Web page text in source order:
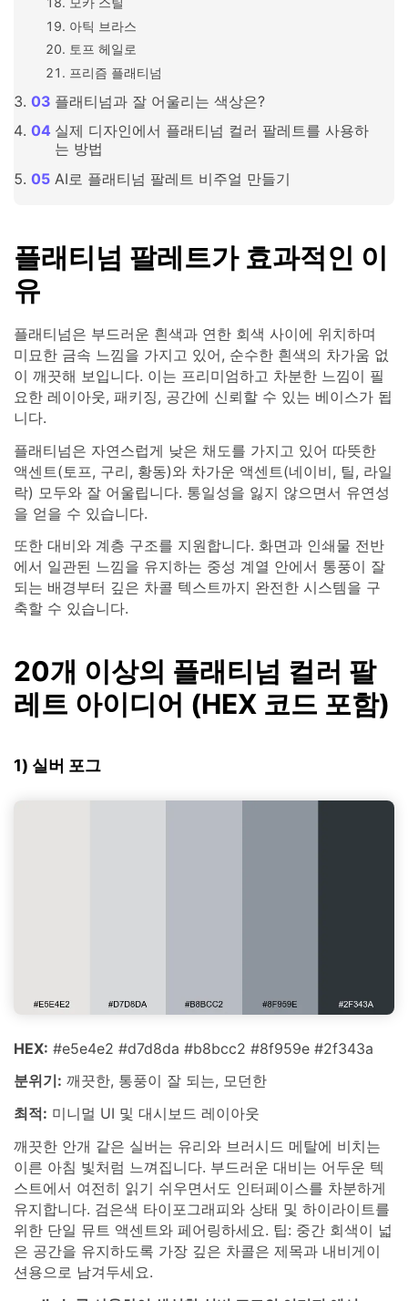
아틱 브라스
토프 헤일로
프리즘 플래티넘
플래티넘과 잘 어울리는 색상은?
실제 디자인에서 플래티넘 컬러 팔레트를 사용하
는 방법
AI로 플래티넘 팔레트 비주얼 만들기
플래티넘 팔레트가 효과적인 이
유
플래티넘은 부드러운 흰색과 연한 회색 사이에 위치하며
미묘한 금속 느낌을 가지고 있어, 순수한 흰색의 차가움 없
이 깨끗해 보입니다. 이는 프리미엄하고 차분한 느낌이 필
요한 레이아웃, 패키징, 공간에 신뢰할 수 있는 베이스가 됩
니다.
플래티넘은 자연스럽게 낮은 채도를 가지고 있어 따뜻한
액센트(토프, 구리, 황동)와 차가운 액센트(네이비, 틸, 라일
락) 모두와 잘 어울립니다. 통일성을 잃지 않으면서 유연성
을 얻을 수 있습니다.
또한 대비와 계층 구조를 지원합니다. 화면과 인쇄물 전반
에서 일관된 느낌을 유지하는 중성 계열 안에서 통풍이 잘
되는 배경부터 깊은 차콜 텍스트까지 완전한 시스템을 구
축할 수 있습니다.
20개 이상의 플래티넘 컬러 팔
레트 아이디어 (HEX 코드 포함)
1) 실버 포그
HEX: #e5e4e2 #d7d8da #b8bcc2 #8f959e #2f343a
분위기: 깨끗한, 통풍이 잘 되는, 모던한
최적: 미니멀 UI 및 대시보드 레이아웃
깨끗한 안개 같은 실버는 유리와 브러시드 메탈에 비치는
이른 아침 빛처럼 느껴집니다. 부드러운 대비는 어두운 텍
스트에서 여전히 읽기 쉬우면서도 인터페이스를 차분하게
유지합니다. 검은색 타이포그래피와 상태 및 하이라이트를
위한 단일 뮤트 액센트와 페어링하세요. 팁: 중간 회색이 넓
은 공간을 유지하도록 가장 깊은 차콜은 제목과 내비게이
션용으로 남겨두세요.